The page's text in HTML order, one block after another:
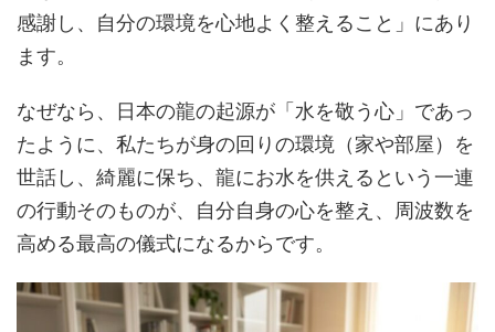
感謝し、自分の環境を心地よく整えること」にあり
ます。
なぜなら、日本の龍の起源が「水を敬う心」であっ
たように、私たちが身の回りの環境（家や部屋）を
世話し、綺麗に保ち、龍にお水を供えるという一連
の行動そのものが、自分自身の心を整え、周波数を
高める最高の儀式になるからです。